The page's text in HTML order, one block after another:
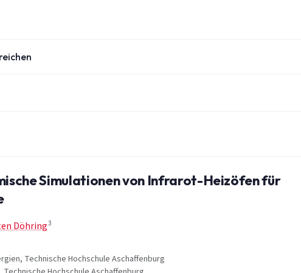
Simulationen von Infrarot-Heizöfen für
Döhring3
Technische Hochschule Aschaffenburg